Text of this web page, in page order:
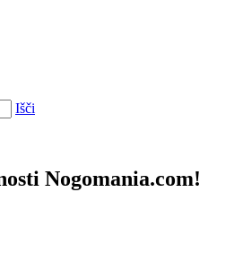
Išči
Nogomania.com!